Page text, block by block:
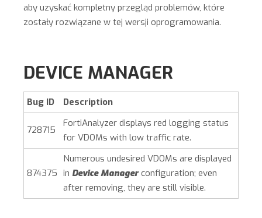
aby uzyskać kompletny przegląd problemów, które
zostały rozwiązane w tej wersji oprogramowania.
DEVICE MANAGER
Bug ID Description
728715
FortiAnalyzer displays red logging status
for VDOMs with low traffic rate.
874375
Numerous undesired VDOMs are displayed
in Device Managerconfiguration; even
after removing, they are still visible.